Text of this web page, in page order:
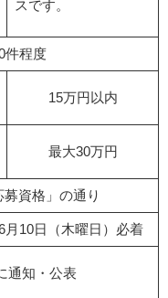
スです。
件程度
15万円以内
最大30万円
資格」の通り
10日（木曜日）必着
通知・公表